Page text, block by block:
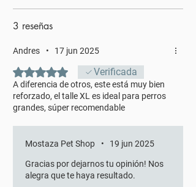
3 reseñas
Andres • 17 jun 2025
Obtuvo 5 de 5 estrellas.Verificada
A diferencia de otros, este está muy bien
reforzado, el talle XL es ideal para perros
grandes, súper recomendable
Mostaza Pet Shop • 19 jun 2025
Gracias por dejarnos tu opinión! Nos
alegra que te haya resultado.